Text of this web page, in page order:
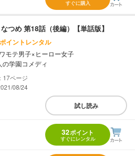
すぐに購入
つめ 第18話（後編）【単話版】
イントレンタル
モテ男子×ヒーロー女子
の学園コメディ
17
08/24
試し読み
32ポイント
すぐにレンタル